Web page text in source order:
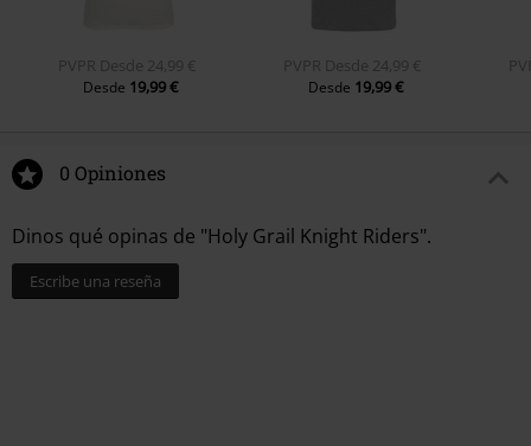
PVPR Desde 24,99 €
Desde 19,99 €
PVPR Desde 24,99 €
Desde 19,99 €
0 Opiniones
Dinos qué opinas de "Holy Grail Knight Riders".
Escribe una reseña